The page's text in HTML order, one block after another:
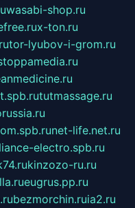
wasabi-shop.ru
x-ton.ru
tor-lyubov-i-grom.ru
tutmassage.ru
net-life.net.ru
electro.spb.ru
kinzozo-ru.ru
eugrus.pp.ru
bezmorchin.ruia2.ru